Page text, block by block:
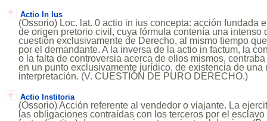
Actio In Ius
(Ossorio) Loc. lat. 0 actio in ius concepta: acción fundada
de origen pretorio civil, cuya fórmula contenía una intenso
cuestión exclusivamente de Derecho, al mismo tiempo
por el demandante. A la inversa de la actio in factum, la
o la falta de controversia acerca de ellos mismos,
en un punto exclusivamente jurídico, de existencia de una
interpretación. (V. CUESTIÓN DE PURO DERECHO.)
Actio Institoria
(Ossorio) Acción referente al vendedor o viajante. La
las obligaciones contraídas con los terceros por el